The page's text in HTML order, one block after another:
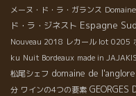
メーヌ・ド・ラ・ガランス
ド・ラ・ジネスト Espagne Sud
Nouveau 2018 レカール lot 0205
ku Nuit Bordeaux made in
松尾シェフ domaine de l'anglore
分 ワインの4つの要素 GEORGES